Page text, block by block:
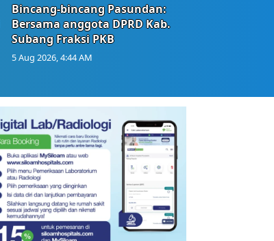
Bincang-bincang Pasundan:
Bersama anggota DPRD Kab.
Subang Fraksi PKB
5 Aug 2026, 4:44 AM